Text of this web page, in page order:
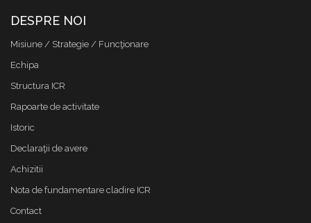
DESPRE NOI
Misiune / Strategie / Funcţionare
Echipa
Structura ICR
Rapoarte de activitate
Istoric
Declaraţii de avere
Achizitii
Nota de fundamentare cladire ICR
Contact